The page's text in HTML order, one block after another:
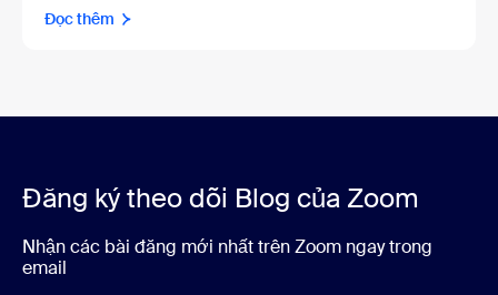
Đọc thêm
Đăng ký theo dõi Blog của Zoom
Nhận các bài đăng mới nhất trên Zoom ngay trong
email